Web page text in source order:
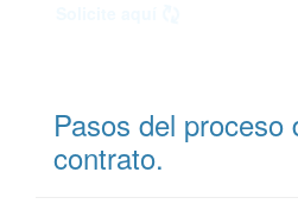
Pasos del proceso
contrato.